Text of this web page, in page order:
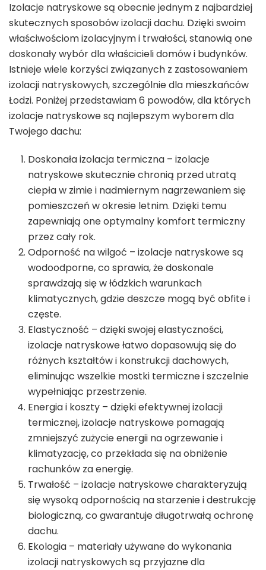
Izolacje natryskowe są obecnie jednym z najbardziej
skutecznych sposobów izolacji dachu. Dzięki swoim
właściwościom izolacyjnym i trwałości, stanowią one
doskonały wybór dla właścicieli domów i budynków.
Istnieje wiele korzyści związanych z zastosowaniem
izolacji natryskowych, szczególnie dla mieszkańców
Łodzi. Poniżej przedstawiam 6 powodów, dla których
izolacje natryskowe są najlepszym wyborem dla
Twojego dachu:
Doskonała izolacja termiczna – izolacje
natryskowe skutecznie chronią przed utratą
ciepła w zimie i nadmiernym nagrzewaniem się
pomieszczeń w okresie letnim. Dzięki temu
zapewniają one optymalny komfort termiczny
przez cały rok.
Odporność na wilgoć – izolacje natryskowe są
wodoodporne, co sprawia, że doskonale
sprawdzają się w łódzkich warunkach
klimatycznych, gdzie deszcze mogą być obfite i
częste.
Elastyczność – dzięki swojej elastyczności,
izolacje natryskowe łatwo dopasowują się do
różnych kształtów i konstrukcji dachowych,
eliminując wszelkie mostki termiczne i szczelnie
wypełniając przestrzenie.
Energia i koszty – dzięki efektywnej izolacji
termicznej, izolacje natryskowe pomagają
zmniejszyć zużycie energii na ogrzewanie i
klimatyzację, co przekłada się na obniżenie
rachunków za energię.
Trwałość – izolacje natryskowe charakteryzują
się wysoką odpornością na starzenie i destrukcję
biologiczną, co gwarantuje długotrwałą ochronę
dachu.
Ekologia – materiały używane do wykonania
izolacji natryskowych są przyjazne dla